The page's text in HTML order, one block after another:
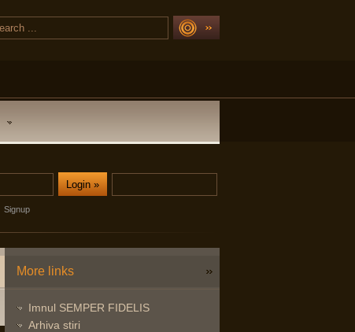
Signup
More links
Imnul SEMPER FIDELIS
Arhiva stiri